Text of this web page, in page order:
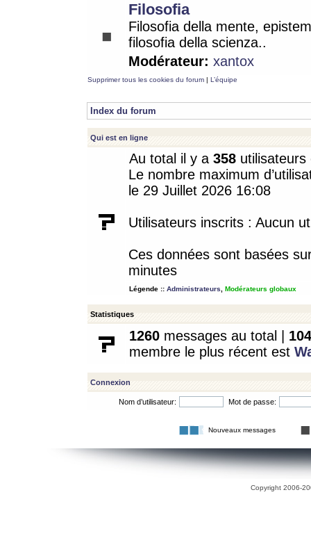
Filosofia
Filosofia della mente,
filosofia della scienza..
Modérateur: xantox
Supprimer tous les cookies du forum | L’équipe
Index du forum
Qui est en ligne
Au total il y a 358
Le nombre maximum
le 29 Juillet 2026 16:08
Utilisateurs inscrits : Aucun
Ces données sont basées
minutes
Légende :: Administrateurs Modérateurs globaux
Statistiques
1260 messages au total | 104
membre le plus récent est
Connexion
Nom d’utilisateur: Mot de passe:
Nouveaux messages
Copyright 2006-